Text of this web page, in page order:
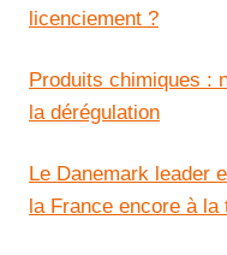
licenciement ?
Produits chimiques :
la dérégulation
Le Danemark leader
la France encore à la